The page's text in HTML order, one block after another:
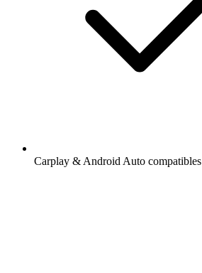
Carplay & Android Auto compatibles